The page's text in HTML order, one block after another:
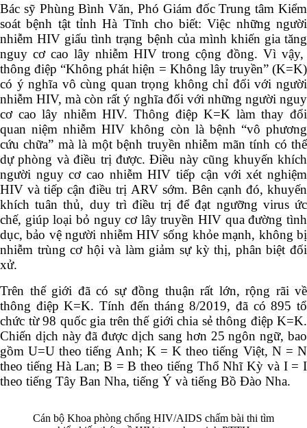
Bác sỹ Phùng Bình Văn, Phó Giám đốc Trung tâm Kiểm
soát bệnh tật tỉnh Hà Tĩnh cho biết: Việc những người
nhiễm HIV giấu tình trạng bệnh của mình khiến gia tăng
nguy cơ cao lây nhiễm HIV trong cộng đồng. Vì vậy,
thông điệp “Không phát hiện = Không lây truyền” (K=K)
có ý nghĩa vô cùng quan trọng không chỉ đối với người
nhiễm HIV, mà còn rất ý nghĩa đối với những người nguy
cơ cao lây nhiễm HIV. Thông điệp K=K làm thay đổi
quan niệm nhiễm HIV không còn là bệnh “vô phương
cứu chữa” mà là một bệnh truyền nhiễm mãn tính có thể
dự phòng và điều trị được. Điều này cũng khuyến khích
người nguy cơ cao nhiễm HIV tiếp cận với xét nghiệm
HIV và tiếp cận điều trị ARV sớm. Bên cạnh đó, khuyến
khích tuân thủ, duy trì điều trị để đạt ngưỡng virus ức
chế, giúp loại bỏ nguy cơ lây truyền HIV qua đường tình
dục, bảo vệ người nhiễm HIV sống khỏe mạnh, không bị
nhiễm trùng cơ hội và làm giảm sự kỳ thị, phân biệt đối
xử.
Trên thế giới đã có sự đồng thuận rất lớn, rộng rãi về
thông điệp K=K. Tính đến tháng 8/2019, đã có 895 tổ
chức từ 98 quốc gia trên thế giới chia sẻ thông điệp K=K.
Chiến dịch này đã được dịch sang hơn 25 ngôn ngữ, bao
gồm U=U theo tiếng Anh; K = K theo tiếng Việt, N = N
theo tiếng Hà Lan; B = B theo tiếng Thổ Nhĩ Kỳ và I = I
theo tiếng Tây Ban Nha, tiếng Ý và tiếng Bồ Đào Nha.
Cán bộ Khoa phòng chống HIV/AIDS chấm bài thi tìm